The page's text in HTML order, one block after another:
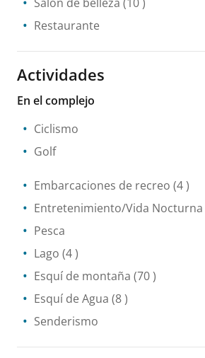
Restaurante
Actividades
En el complejo
Ciclismo
Golf
Embarcaciones de recreo (4 )
Entretenimiento/Vida Nocturna
Pesca
Lago (4 )
Esquí de montaña (70 )
Esquí de Agua (8 )
Senderismo